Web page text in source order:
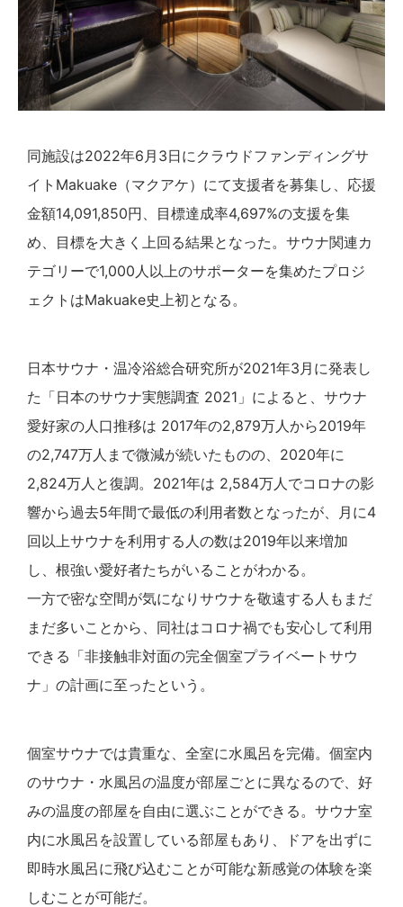
同施設は2022年6月3日にクラウドファンディングサ
イトMakuake（マクアケ）にて支援者を募集し、応援
金額14,091,850円、目標達成率4,697%の支援を集
め、目標を大きく上回る結果となった。サウナ関連カ
テゴリーで1,000人以上のサポーターを集めたプロジ
ェクトはMakuake史上初となる。
日本サウナ・温冷浴総合研究所が2021年3月に発表し
た「日本のサウナ実態調査 2021」によると、サウナ
愛好家の人口推移は 2017年の2,879万人から2019年
の2,747万人まで微減が続いたものの、2020年に
2,824万人と復調。2021年は 2,584万人でコロナの影
響から過去5年間で最低の利用者数となったが、月に4
回以上サウナを利用する人の数は2019年以来増加
し、根強い愛好者たちがいることがわかる。
一方で密な空間が気になりサウナを敬遠する人もまだ
まだ多いことから、同社はコロナ禍でも安心して利用
できる「非接触非対面の完全個室プライベートサウ
ナ」の計画に至ったという。
個室サウナでは貴重な、全室に水風呂を完備。個室内
のサウナ・水風呂の温度が部屋ごとに異なるので、好
みの温度の部屋を自由に選ぶことができる。サウナ室
内に水風呂を設置している部屋もあり、ドアを出ずに
即時水風呂に飛び込むことが可能な新感覚の体験を楽
しむことが可能だ。